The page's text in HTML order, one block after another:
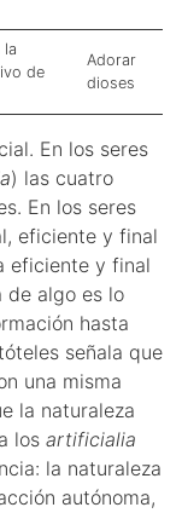
la
de
Adorar
dioses
En los seres
) las cuatro
En los seres
eficiente y final
eficiente y final
de algo es lo
hasta
señala que
una misma
la naturaleza
los artificialia
la naturaleza
autónoma,